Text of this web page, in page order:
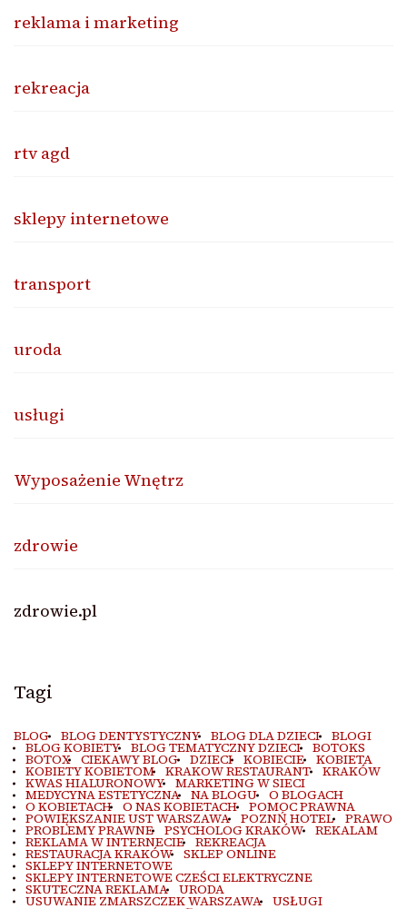
reklama i marketing
rekreacja
rtv agd
sklepy internetowe
transport
uroda
usługi
Wyposażenie Wnętrz
zdrowie
zdrowie.pl
Tagi
BLOG BLOG DENTYSTYCZNY BLOG DLA DZIECI BLOGI
BLOG KOBIETY BLOG TEMATYCZNY DZIECI BOTOKS
BOTOX CIEKAWY BLOG DZIECI KOBIECIE KOBIETA
KOBIETY KOBIETOM KRAKOW RESTAURANT KRAKÓW
KWAS HIALURONOWY MARKETING W SIECI
MEDYCYNA ESTETYCZNA NA BLOGU O BLOGACH
O KOBIETACH O NAS KOBIETACH POMOC PRAWNA
POWIĘKSZANIE UST WARSZAWA POZNŃ HOTEL PRAWO
PROBLEMY PRAWNE PSYCHOLOG KRAKÓW REKALAM
REKLAMA W INTERNECIE REKREACJA
RESTAURACJA KRAKÓW SKLEP ONLINE
SKLEPY INTERNETOWE
SKLEPY INTERNETOWE CZEŚCI ELEKTRYCZNE
SKUTECZNA REKLAMA URODA
USUWANIE ZMARSZCZEK WARSZAWA USŁUGI